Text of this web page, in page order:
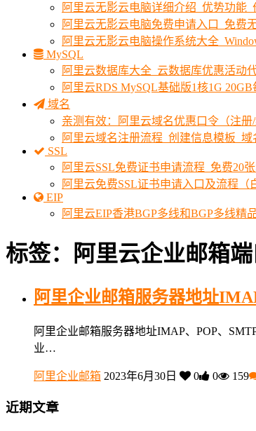
阿里云无影云电脑详细介绍_优势功能
阿里云无影云电脑免费申请入口_免费
阿里云无影云电脑操作系统大全
MySQL
阿里云数据库大全_云数据库优惠活动
阿里云RDS MySQL基础版1核1G
域名
亲测有效：阿里云域名优惠口令（注册
阿里云域名注册流程_创建信息模板_
SSL
阿里云SSL免费证书申请流程_免费20
阿里云免费SSL证书申请入口及流程（
EIP
阿里云EIP香港BGP多线和BGP多线精
标签：阿里云企业邮箱
阿里企业邮箱服务器地址
阿里企业邮箱服务器地址IMAP、POP、
业…
阿里企业邮箱 2023年6月30日 0 0 159
近期文章